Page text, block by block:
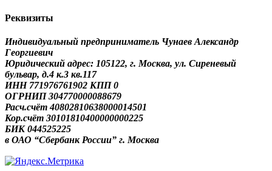
Реквизиты
Индивидуальный предприниматель Чунаев Александр
Георгиевич
Юридический адрес: 105122, г. Москва, ул. Сиреневый
бульвар, д.4 к.3 кв.117
ИНН 771976761902 КПП 0
ОГРНИП 304770000088679
Расч.счёт 40802810638000014501
Кор.счёт 30101810400000000225
БИК 044525225
в ОАО “Сбербанк России” г. Москва